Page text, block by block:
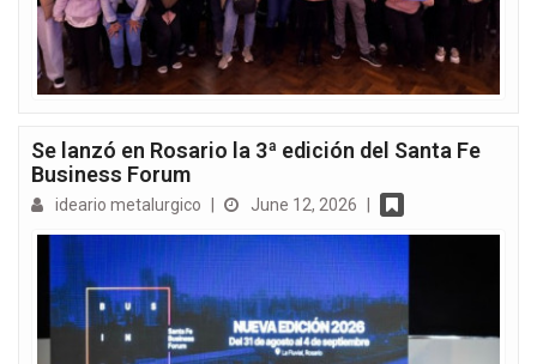
Se lanzó en Rosario la 3ª edición del Santa Fe
Business Forum
ideario metalurgico | June 12, 2026 |